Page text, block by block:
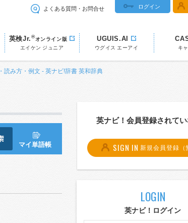
よくある質問・お問合せ ログイン
英検Jr.®オンライン版
エイケン ジュニア
UGUIS.AI
ウグイス エーアイ
キ
読み方・例文 - 英ナビ!辞書 英和辞典
マイ単語帳
英ナビ！会員登録されて
SIGN IN 新規会員登録（
LOGIN
英ナビ！ログイン